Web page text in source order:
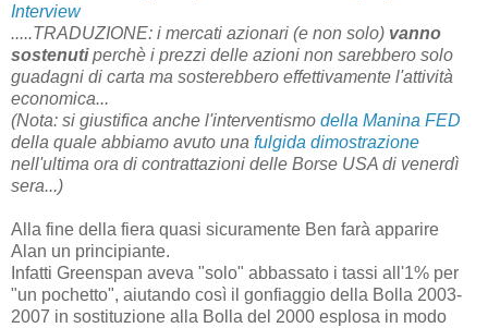
Interview
.....TRADUZIONE: i mercati azionari (e non solo) vanno
sostenutiperchè i prezzi delle azioni non sarebbero solo
guadagni di carta ma sosterebbero effettivamente l'attività
economica...
(Nota: si giustifica anche l'interventismo della Manina FED
della quale abbiamo avuto una fulgida dimostrazione
nell'ultima ora di contrattazioni delle Borse USA di venerdì
sera...)
Alla fine della fiera quasi sicuramente Ben farà apparire
Alan un principiante.
Infatti Greenspan aveva "solo" abbassato i tassi all'1% per
"un pochetto", aiutando così il gonfiaggio della Bolla 2003-
2007 in sostituzione alla Bolla del 2000 esplosa in modo